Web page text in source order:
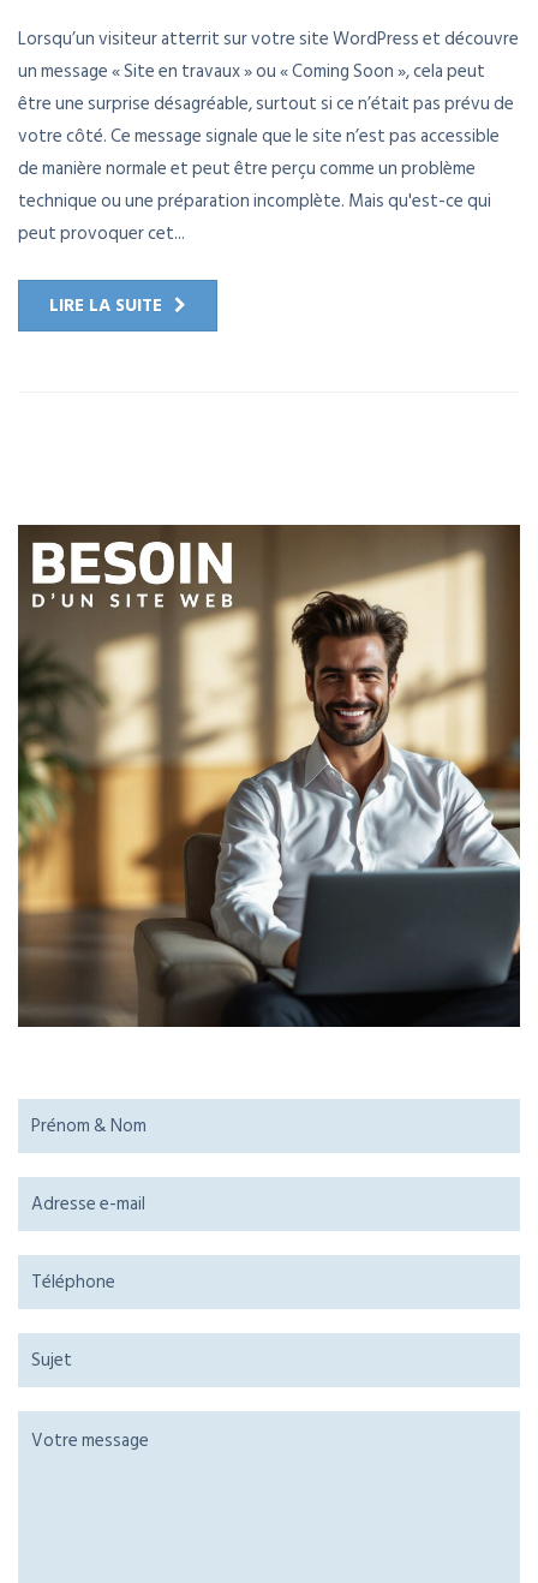
Lorsqu’un visiteur atterrit sur votre site WordPress et découvre
un message « Site en travaux » ou « Coming Soon », cela peut
être une surprise désagréable, surtout si ce n’était pas prévu de
votre côté. Ce message signale que le site n’est pas accessible
de manière normale et peut être perçu comme un problème
technique ou une préparation incomplète. Mais qu'est-ce qui
peut provoquer cet...
LIRE LA SUITE